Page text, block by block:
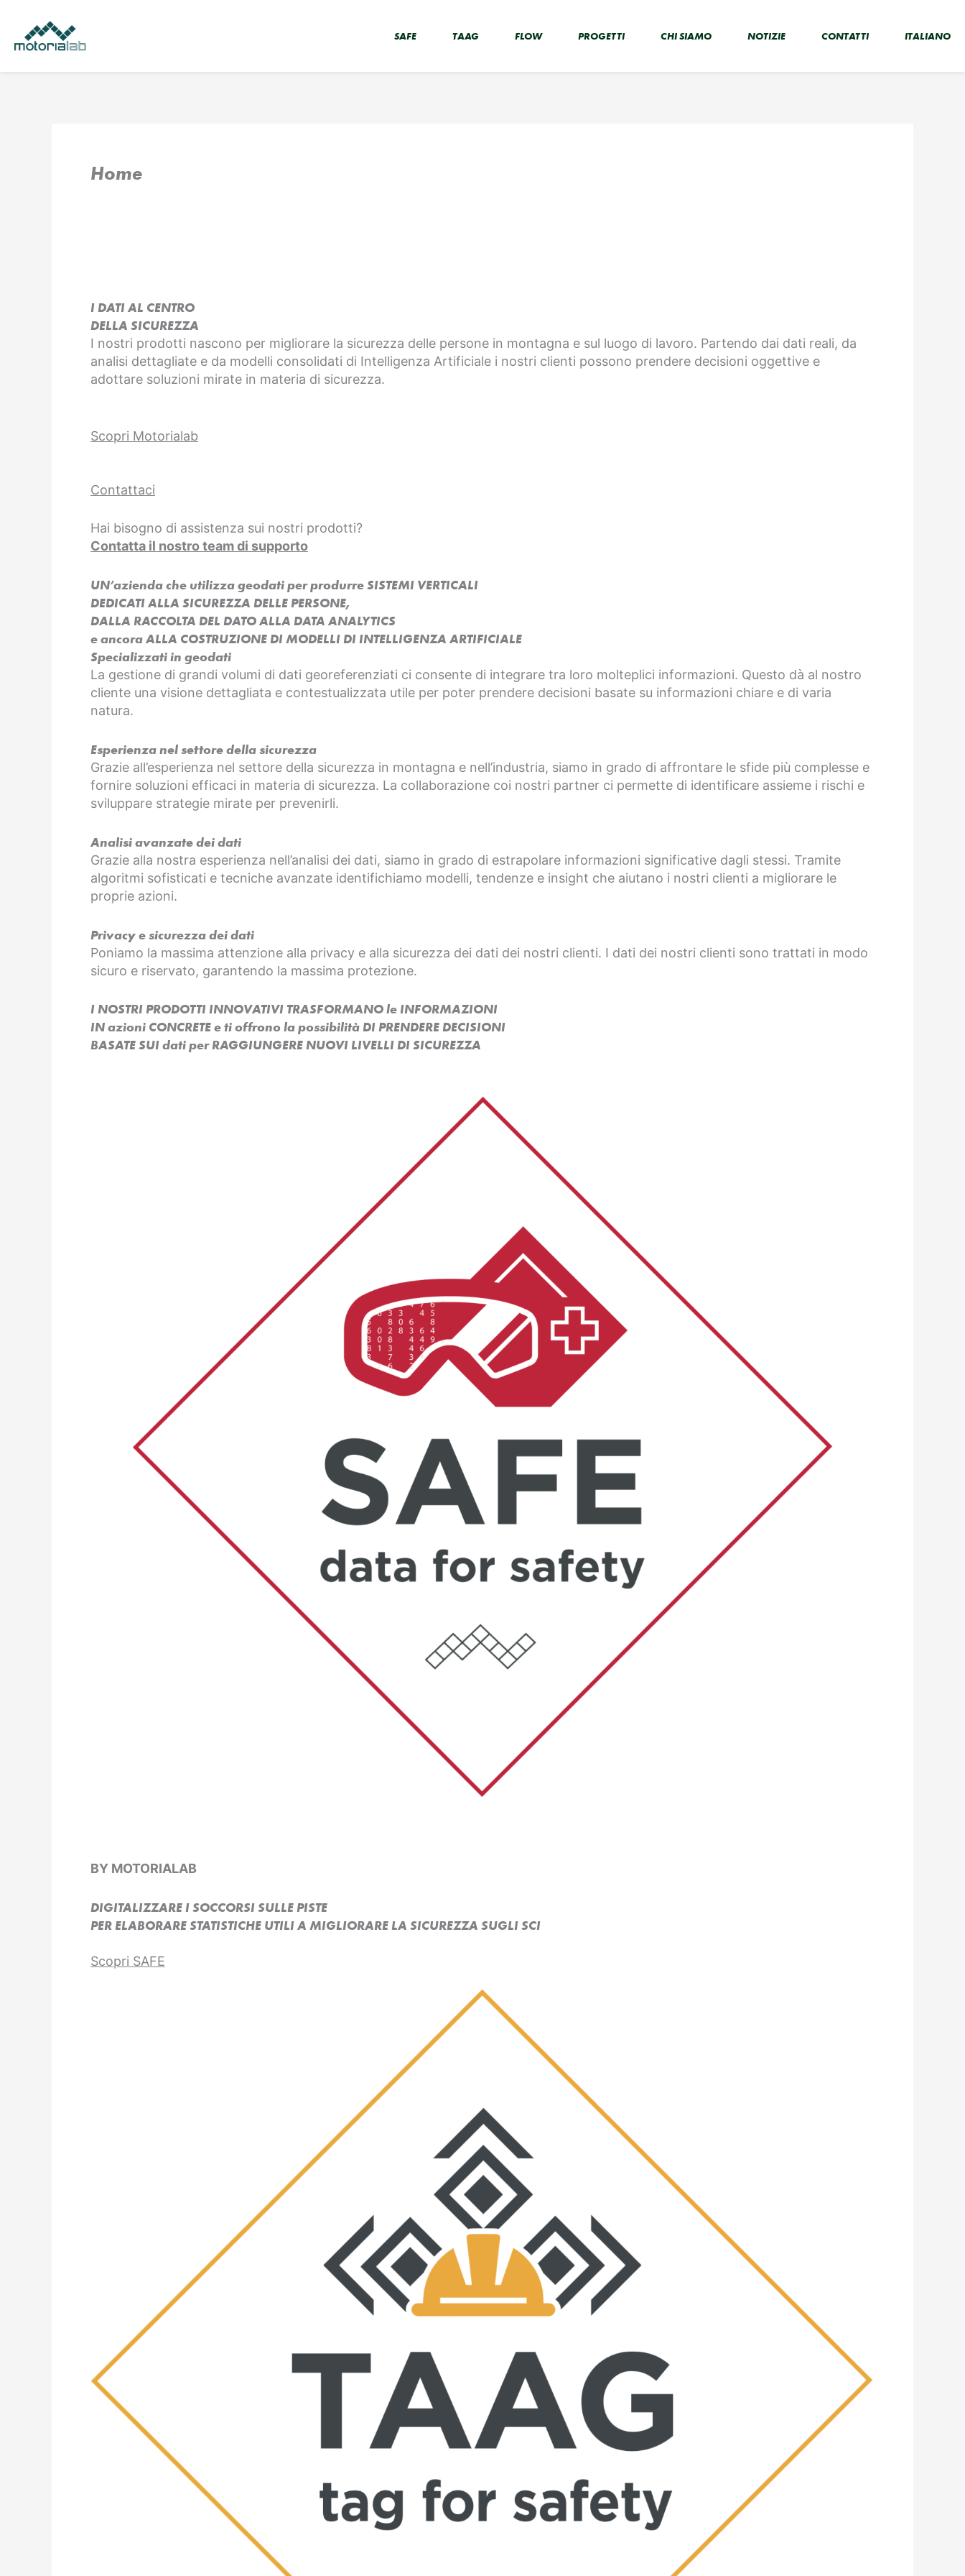
contenuto
SAFE TAAG FLOW PROGETTI CHI SIAMO NOTIZIE CONTATTI ITALIANO
Home
I DATI AL CENTRO
DELLA SICUREZZA
I nostri prodotti nascono per migliorare la sicurezza delle persone in montagna e sul luogo di lavoro. Partendo dai dati reali, da
analisi dettagliate e da modelli consolidati di Intelligenza Artificiale i nostri clienti possono prendere decisioni oggettive e
adottare soluzioni mirate in materia di sicurezza.
Scopri Motorialab
Contattaci
Hai bisogno di assistenza sui nostri prodotti?
Contatta il nostro team di supporto
UN’azienda che utilizza geodati per produrre SISTEMI VERTICALI
DEDICATI ALLA SICUREZZA DELLE PERSONE,
DALLA RACCOLTA DEL DATO ALLA DATA ANALYTICS
e ancora ALLA COSTRUZIONE DI MODELLI DI INTELLIGENZA ARTIFICIALE​
Specializzati in geodati
La gestione di grandi volumi di dati georeferenziati ci consente di integrare tra loro molteplici informazioni. Questo dà al nostro
cliente una visione dettagliata e contestualizzata utile per poter prendere decisioni basate su informazioni chiare e di varia
natura.
Esperienza nel settore della sicurezza
Grazie all’esperienza nel settore della sicurezza in montagna e nell’industria, siamo in grado di affrontare le sfide più complesse e
fornire soluzioni efficaci in materia di sicurezza. La collaborazione coi nostri partner ci permette di identificare assieme i rischi e
sviluppare strategie mirate per prevenirli.
Analisi avanzate dei dati
Grazie alla nostra esperienza nell’analisi dei dati, siamo in grado di estrapolare informazioni significative dagli stessi. Tramite
algoritmi sofisticati e tecniche avanzate identifichiamo modelli, tendenze e insight che aiutano i nostri clienti a migliorare le
proprie azioni.
Privacy e sicurezza dei dati
Poniamo la massima attenzione alla privacy e alla sicurezza dei dati dei nostri clienti. I dati dei nostri clienti sono trattati in modo
sicuro e riservato, garantendo la massima protezione.
I NOSTRI PRODOTTI INNOVATIVI TRASFORMANO le INFORMAZIONI
IN azioni CONCRETE e ti offrono la possibilità DI PRENDERE DECISIONI
BASATE SUI dati per RAGGIUNGERE NUOVI LIVELLI DI SICUREZZA
BY MOTORIALAB
DIGITALIZZARE I SOCCORSI SULLE PISTE
PER ELABORARE STATISTICHE UTILI A MIGLIORARE LA SICUREZZA SUGLI SCI
Scopri SAFE